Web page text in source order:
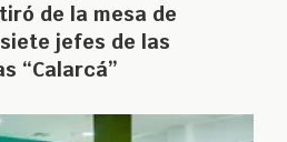
de la mesa de
jefes de las
“Calarcá”